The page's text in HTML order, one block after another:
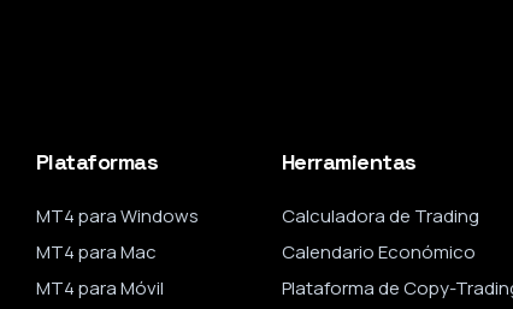
Plataformas
MT4 para Windows
MT4 para Mac
MT4 para Móvil
Herramientas
Calculadora de Trading
Calendario Económico
Plataforma de Copy-